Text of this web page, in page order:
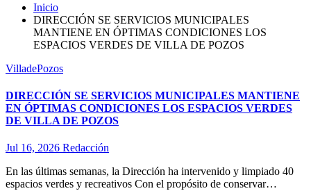
Inicio
DIRECCIÓN SE SERVICIOS MUNICIPALES
MANTIENE EN ÓPTIMAS CONDICIONES LOS
ESPACIOS VERDES DE VILLA DE POZOS
VilladePozos
DIRECCIÓN SE SERVICIOS MUNICIPALES MANTIENE
EN ÓPTIMAS CONDICIONES LOS ESPACIOS VERDES
DE VILLA DE POZOS
Jul 16, 2026 Redacción
En las últimas semanas, la Dirección ha intervenido y limpiado 40
espacios verdes y recreativos Con el propósito de conservar…